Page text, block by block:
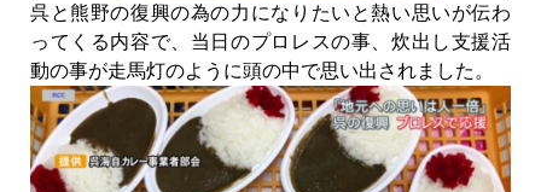
呉と熊野の復興の為の力になりたいと熱い思いが伝わ
ってくる内容で、当日のプロレスの事、炊出し支援活
動の事が走馬灯のように頭の中で思い出されました。